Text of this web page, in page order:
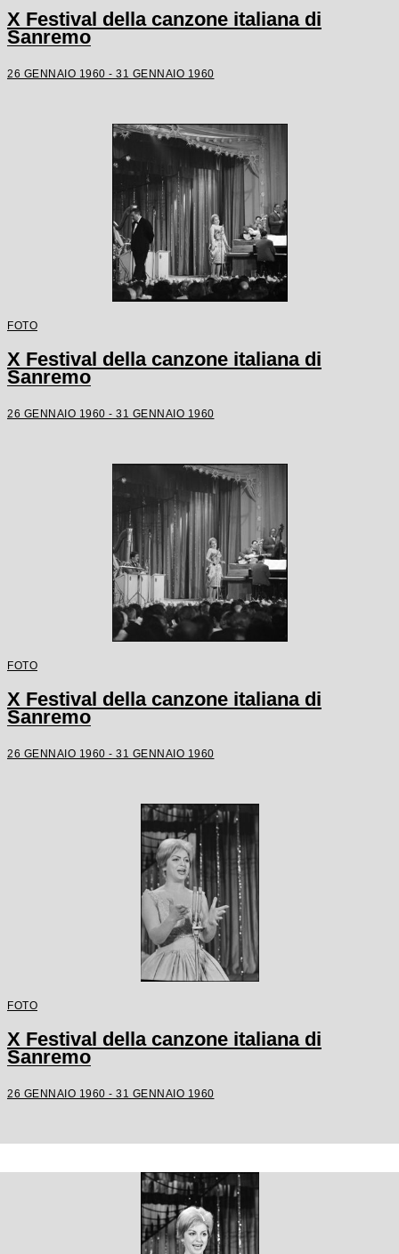
X Festival della canzone italiana di
Sanremo
26 GENNAIO 1960 - 31 GENNAIO 1960
FOTO
X Festival della canzone italiana di
Sanremo
26 GENNAIO 1960 - 31 GENNAIO 1960
FOTO
X Festival della canzone italiana di
Sanremo
26 GENNAIO 1960 - 31 GENNAIO 1960
FOTO
X Festival della canzone italiana di
Sanremo
26 GENNAIO 1960 - 31 GENNAIO 1960